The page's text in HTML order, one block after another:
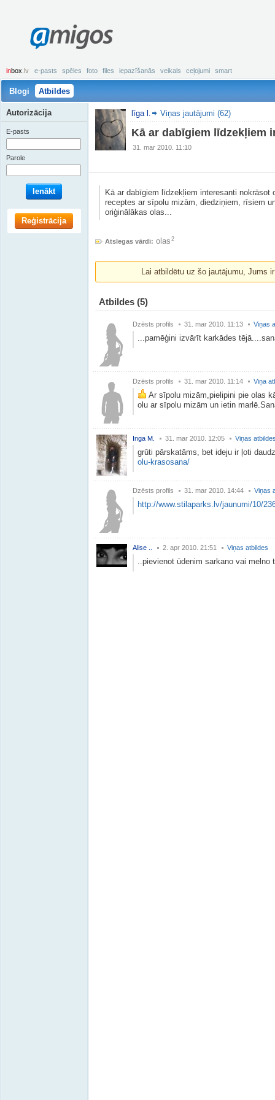
amigos
inbox .lv e-pasts spēles foto files iepazīšanās veikals ceļojumi smart
Blogi Atbildes
līga l. Viņas jautājumi (62)
Kā ar dabīgiem līdzekļiem
31. mar 2010. 11:10
Kā ar dabīgiem līdzekļiem interesanti nokrāsot
receptes ar sīpolu mizām, diedziņiem, rīsiem
oriģinālākas olas...
Atslegas vārdi: olas 2
Lai atbildētu uz šo jautājumu, Jums
Atbildes (5)
Dzēsts profils 31. mar 2010. 11:13 Viņas
...pamēģini izvārīt karkādes
Dzēsts profils 31. mar 2010. 11:14 Viņa
Ar sīpolu mizām,pielipini pie olas
olu ar sīpolu mizām un ietin
Inga M. 31. mar 2010. 12:05 Viņas
grūti pārskatāms, bet ideju ir ļoti
olu-krasosana/
Dzēsts profils 31. mar 2010. 14:44 Viņas
http://www.stilaparks.lv/jaunumi/10/
Alise .. 2. apr 2010. 21:51 Viņas atbildes
..pievienot ūdenim sarkano vai melno
Autorizācija
E-pasts
Parole
Ienākt
Reģistrācija